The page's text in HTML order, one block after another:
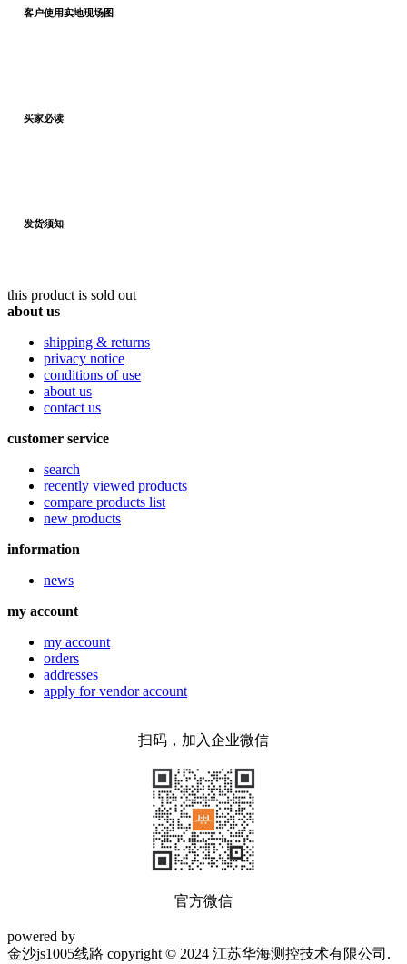
客户使用实地现场图
买家必读
发货须知
this product is sold out
about us
shipping & returns
privacy notice
conditions of use
about us
contact us
customer service
search
recently viewed products
compare products list
new products
information
news
my account
my account
orders
addresses
apply for vendor account
扫码，加入企业微信
官方微信
powered by
金沙js1005线路 copyright © 2024 江苏华海测控技术有限公司.